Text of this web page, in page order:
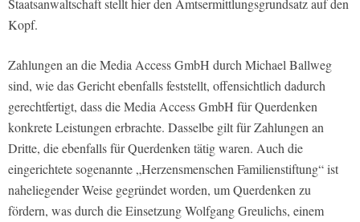
Staatsanwaltschaft stellt hier den Amtsermittlungsgrundsatz auf den
Kopf.
Zahlungen an die Media Access GmbH durch Michael Ballweg
sind, wie das Gericht ebenfalls feststellt, offensichtlich dadurch
gerechtfertigt, dass die Media Access GmbH für Querdenken
konkrete Leistungen erbrachte. Dasselbe gilt für Zahlungen an
Dritte, die ebenfalls für Querdenken tätig waren. Auch die
eingerichtete sogenannte „Herzensmenschen Familienstiftung“ ist
naheliegender Weise gegründet worden, um Querdenken zu
fördern, was durch die Einsetzung Wolfgang Greulichs, einem